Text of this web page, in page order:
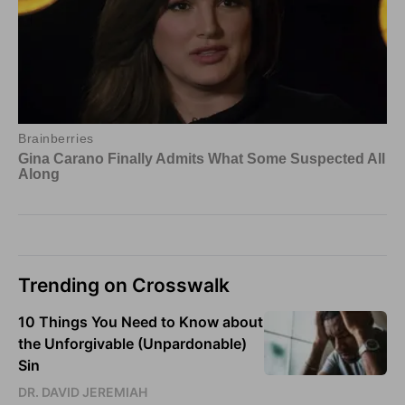
Trending on Crosswalk
10 Things You Need to Know about
the Unforgivable (Unpardonable)
Sin
DR. DAVID JEREMIAH